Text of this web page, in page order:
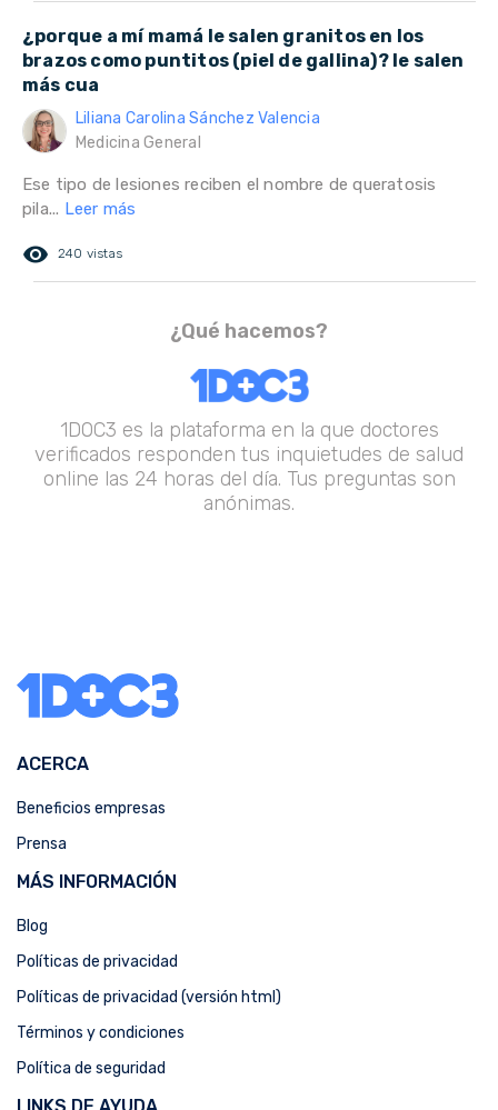
¿porque a mí mamá le salen granitos en los
brazos como puntitos (piel de gallina)? le salen
más cua
Liliana Carolina Sánchez Valencia
Medicina General
Ese tipo de lesiones reciben el nombre de queratosis
pila... Leer más
remove_red_eye 240 vistas
¿Qué hacemos?
1DOC3 es la plataforma en la que doctores
verificados responden tus inquietudes de salud
online las 24 horas del día. Tus preguntas son
anónimas.
ACERCA
Beneficios empresas
Prensa
MÁS INFORMACIÓN
Blog
Políticas de privacidad
Políticas de privacidad (versión html)
Términos y condiciones
Política de seguridad